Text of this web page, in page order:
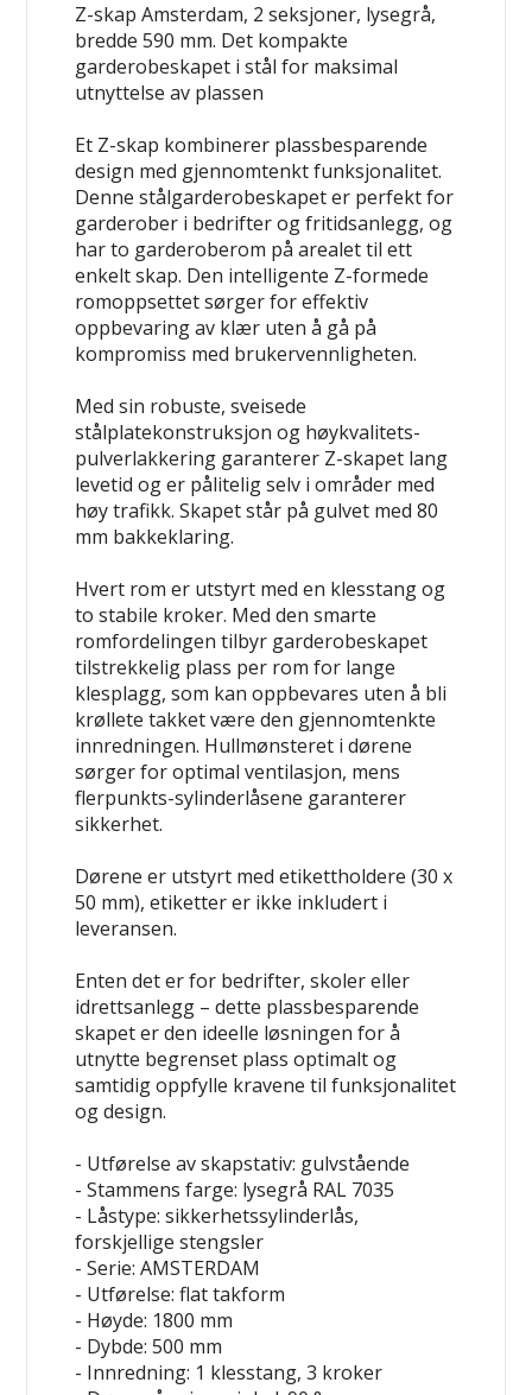
Z-skap Amsterdam, 2 seksjoner, lysegrå,
bredde 590 mm. Det kompakte
garderobeskapet i stål for maksimal
utnyttelse av plassen
Et Z-skap kombinerer plassbesparende
design med gjennomtenkt funksjonalitet.
Denne stålgarderobeskapet er perfekt for
garderober i bedrifter og fritidsanlegg, og
har to garderoberom på arealet til ett
enkelt skap. Den intelligente Z-formede
romoppsettet sørger for effektiv
oppbevaring av klær uten å gå på
kompromiss med brukervennligheten.
Med sin robuste, sveisede
stålplatekonstruksjon og høykvalitets-
pulverlakkering garanterer Z-skapet lang
levetid og er pålitelig selv i områder med
høy trafikk. Skapet står på gulvet med 80
mm bakkeklaring.
Hvert rom er utstyrt med en klesstang og
to stabile kroker. Med den smarte
romfordelingen tilbyr garderobeskapet
tilstrekkelig plass per rom for lange
klesplagg, som kan oppbevares uten å bli
krøllete takket være den gjennomtenkte
innredningen. Hullmønsteret i dørene
sørger for optimal ventilasjon, mens
flerpunkts-sylinderlåsene garanterer
sikkerhet.
Dørene er utstyrt med etikettholdere (30 x
50 mm), etiketter er ikke inkludert i
leveransen.
Enten det er for bedrifter, skoler eller
idrettsanlegg – dette plassbesparende
skapet er den ideelle løsningen for å
utnytte begrenset plass optimalt og
samtidig oppfylle kravene til funksjonalitet
og design.
- Utførelse av skapstativ: gulvstående
- Stammens farge: lysegrå RAL 7035
- Låstype: sikkerhetssylinderlås,
forskjellige stengsler
- Serie: AMSTERDAM
- Utførelse: flat takform
- Høyde: 1800 mm
- Dybde: 500 mm
- Innredning: 1 klesstang, 3 kroker